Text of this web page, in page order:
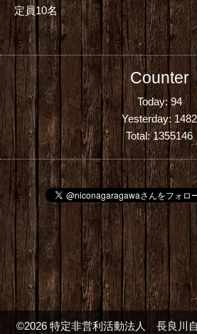
定員10名
Counter
Today:94
Yesterday: 1482
Total:1355146
©2026 特定非営利活動法人 長良川